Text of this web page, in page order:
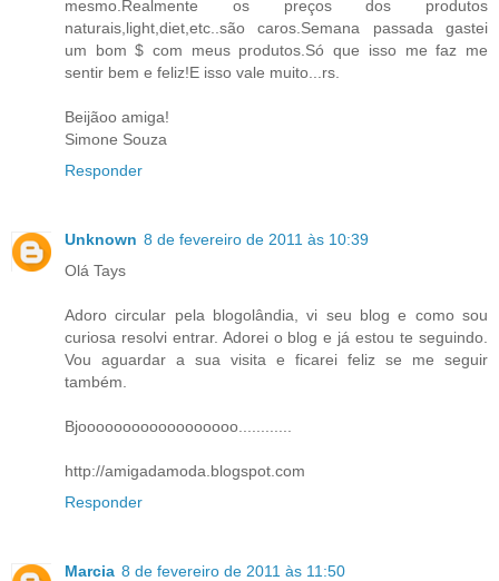
mesmo.Realmente os preços dos produtos
naturais,light,diet,etc..são caros.Semana passada gastei
um bom $ com meus produtos.Só que isso me faz me
sentir bem e feliz!E isso vale muito...rs.
Beijãoo amiga!
Simone Souza
Responder
Unknown 8 de fevereiro de 2011 às 10:39
Olá Tays
Adoro circular pela blogolândia, vi seu blog e como sou
curiosa resolvi entrar. Adorei o blog e já estou te seguindo.
Vou aguardar a sua visita e ficarei feliz se me seguir
também.
Bjoooooooooooooooooo............
http://amigadamoda.blogspot.com
Responder
Marcia 8 de fevereiro de 2011 às 11:50